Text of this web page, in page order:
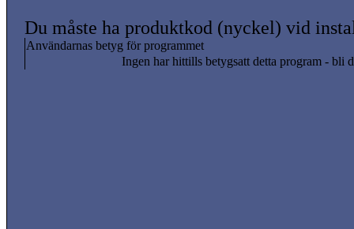
Du måste ha produktkod (nyckel) vid
Användarnas betyg för programmet
Ingen har hittills betygsatt detta program - bli